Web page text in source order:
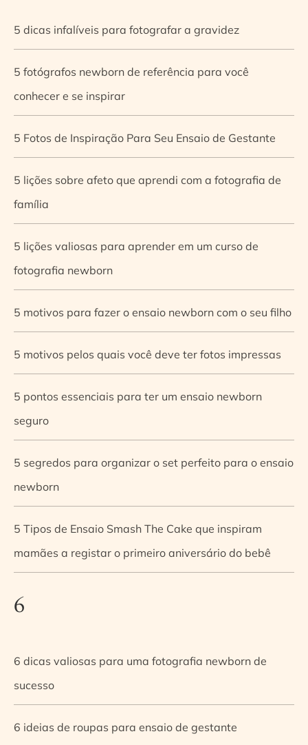
5 dicas infalíveis para fotografar a gravidez
5 fotógrafos newborn de referência para você
conhecer e se inspirar
5 Fotos de Inspiração Para Seu Ensaio de Gestante
5 lições sobre afeto que aprendi com a fotografia de
família
5 lições valiosas para aprender em um curso de
fotografia newborn
5 motivos para fazer o ensaio newborn com o seu filho
5 motivos pelos quais você deve ter fotos impressas
5 pontos essenciais para ter um ensaio newborn
seguro
5 segredos para organizar o set perfeito para o ensaio
newborn
5 Tipos de Ensaio Smash The Cake que inspiram
mamães a registar o primeiro aniversário do bebê
6
6 dicas valiosas para uma fotografia newborn de
sucesso
6 ideias de roupas para ensaio de gestante